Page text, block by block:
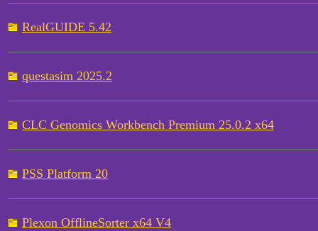
RealGUIDE 5.42
questasim 2025.2
CLC Genomics Workbench Premium 25.0.2 x64
PSS Platform 20
Plexon OfflineSorter x64 V4